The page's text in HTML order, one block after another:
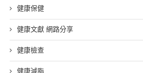
健康保健
健康文獻 網路分享
健康檢查
健康減脂